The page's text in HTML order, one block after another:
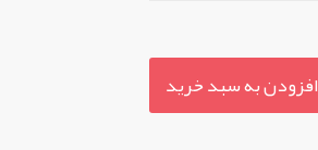
افزودن به سبد خرید